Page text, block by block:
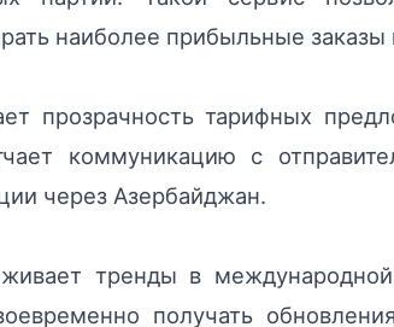
наиболее прибыльные
прозрачность тарифных
коммуникацию с
через Азербайджан.
тренды в
получать